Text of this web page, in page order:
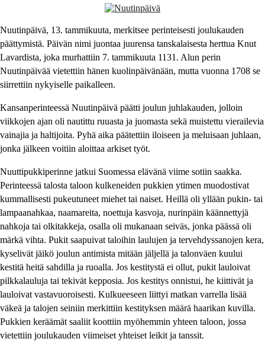
Nuutinpäivä, 13. tammikuuta, merkitsee perinteisesti joulukauden
päättymistä. Päivän nimi juontaa juurensa tanskalaisesta herttua Knut
Lavardista, joka murhattiin 7. tammikuuta 1131. Alun perin
Nuutinpäivää vietettiin hänen kuolinpäivänään, mutta vuonna 1708 se
siirrettiin nykyiselle paikalleen.
Kansanperinteessä Nuutinpäivä päätti joulun juhlakauden, jolloin
viikkojen ajan oli nautittu ruuasta ja juomasta sekä muistettu vierailevia
vainajia ja haltijoita. Pyhä aika päätettiin iloiseen ja meluisaan juhlaan,
jonka jälkeen voitiin aloittaa arkiset työt.
Nuuttipukkiperinne jatkui Suomessa elävänä viime sotiin saakka.
Perinteessä talosta taloon kulkeneiden pukkien ytimen muodostivat
kummallisesti pukeutuneet miehet tai naiset. Heillä oli yllään pukin- tai
lampaanahkaa, naamareita, noettuja kasvoja, nurinpäin käännettyjä
nahkoja tai olkitakkeja, osalla oli mukanaan seiväs, jonka päässä oli
märkä vihta. Pukit saapuivat taloihin laulujen ja tervehdyssanojen kera,
kyselivät jäikö joulun antimista mitään jäljellä ja talonväen kuului
kestitä heitä sahdilla ja ruoalla. Jos kestitystä ei ollut, pukit lauloivat
pilkkalauluja tai tekivät kepposia. Jos kestitys onnistui, he kiittivät ja
lauloivat vastavuoroisesti. Kulkueeseen liittyi matkan varrella lisää
väkeä ja talojen seiniin merkittiin kestityksen määrä haarikan kuvilla.
Pukkien keräämät saaliit koottiin myöhemmin yhteen taloon, jossa
vietettiin joulukauden viimeiset yhteiset leikit ja tanssit.